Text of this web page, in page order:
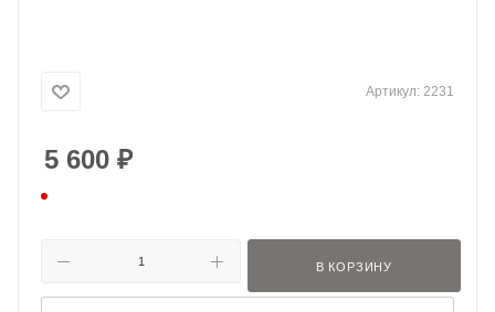
Артикул: 2231
5 600 ₽
В КОРЗИНУ